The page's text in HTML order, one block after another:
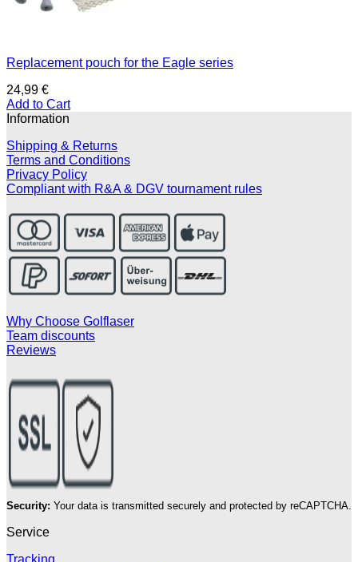
Replacement pouch for the Eagle series
24,99 €
Add to Cart
Information
Shipping & Returns
Terms and Conditions
Privacy Policy
Compliant with R&A & DGV tournament rules
Why Choose Golflaser
Team discounts
Reviews
Security: Your data is transmitted securely and protected by reCAPTCHA.
Service
Tracking